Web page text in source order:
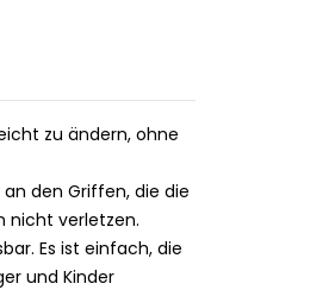
zu ändern, ohne
den Griffen, die die
nicht verletzen.
Es ist einfach, die
und Kinder